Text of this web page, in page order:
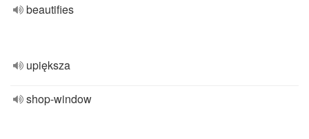
beautifies
upiększa
shop-window